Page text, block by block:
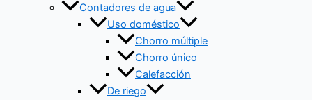
Contadores de agua
Uso doméstico
Chorro múltiple
Chorro único
Calefacción
De riego